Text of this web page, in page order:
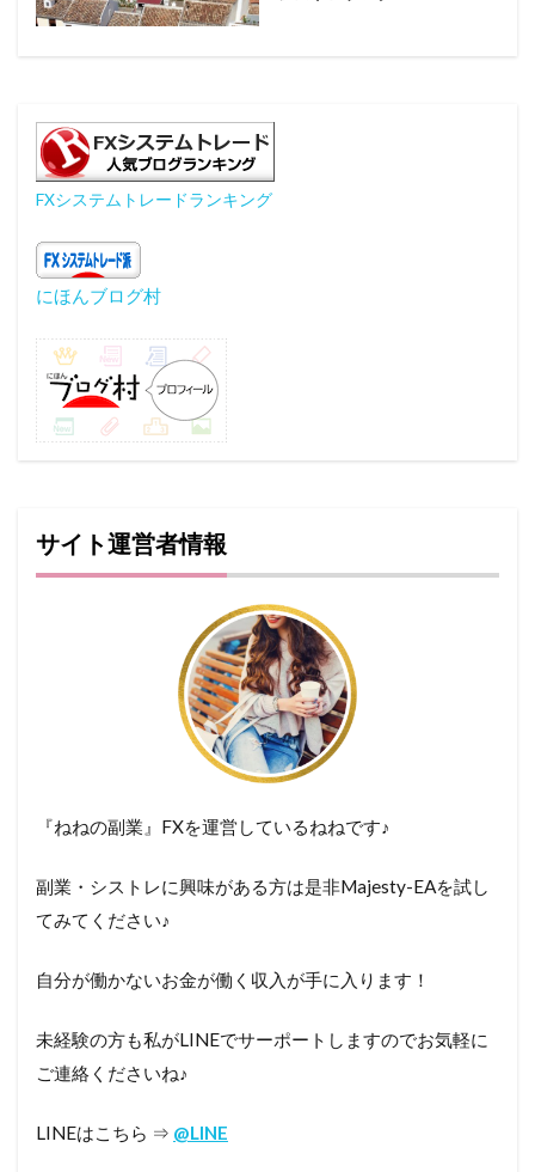
FXシステムトレードランキング
にほんブログ村
サイト運営者情報
『ねねの副業』FXを運営しているねねです♪
副業・シストレに興味がある方は是非Majesty-EAを試し
てみてください♪
自分が働かないお金が働く収入が手に入ります！
未経験の方も私がLINEでサーポートしますのでお気軽に
ご連絡くださいね♪
LINEはこちら ⇒ @LINE